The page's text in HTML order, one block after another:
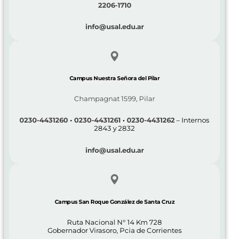
2206-1710
info@usal.edu.ar
Campus Nuestra Señora del Pilar
Champagnat 1599, Pilar
0230-4431260 · 0230-4431261 · 0230-4431262– Internos
2843 y 2832
info@usal.edu.ar
Campus San Roque González de Santa Cruz
Ruta Nacional N° 14 Km 728
Gobernador Virasoro, Pcia de Corrientes